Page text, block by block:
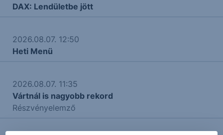
DAX: Lendületbe jött
2026.08.07. 12:50
Heti Menü
2026.08.07. 11:35
Vártnál is nagyobb rekord
Részvényelemző